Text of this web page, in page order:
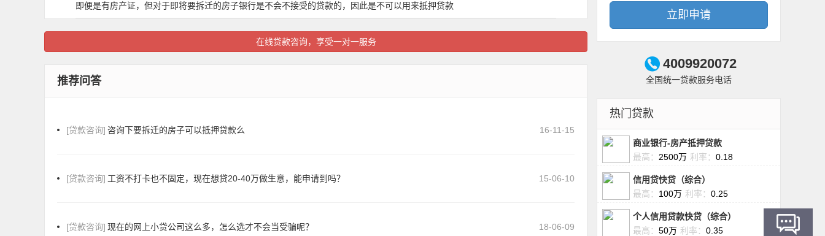
即便是有房产证，但对于即将要拆迁的房子银行是不会不接受的贷款的，因此是不可以用来抵押贷款
在线贷款咨询，享受一对一服务
推荐问答
[贷款咨询] 咨询下要拆迁的房子可以抵押贷款么 16-11-15
[贷款咨询] 工资不打卡也不固定，现在想贷20-40万做生意，能申请到吗？ 15-06-10
[贷款咨询] 现在的网上小贷公司这么多，怎么选才不会当受骗呢？ 18-06-09
立即申请
4009920072
全国统一贷款服务电话
热门贷款
商业银行-房产抵押贷款
最高： 2500万 利率： 0.18
信用贷快贷（综合）
最高： 100万 利率： 0.25
个人信用贷款快贷（综合）
最高： 50万 利率： 0.35